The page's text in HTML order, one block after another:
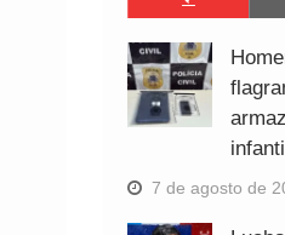
7 de agosto de